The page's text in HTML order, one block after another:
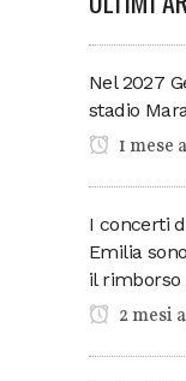
Nel 2027
stadio
1 mese
I concerti
Emilia
il rimborso
2 mesi